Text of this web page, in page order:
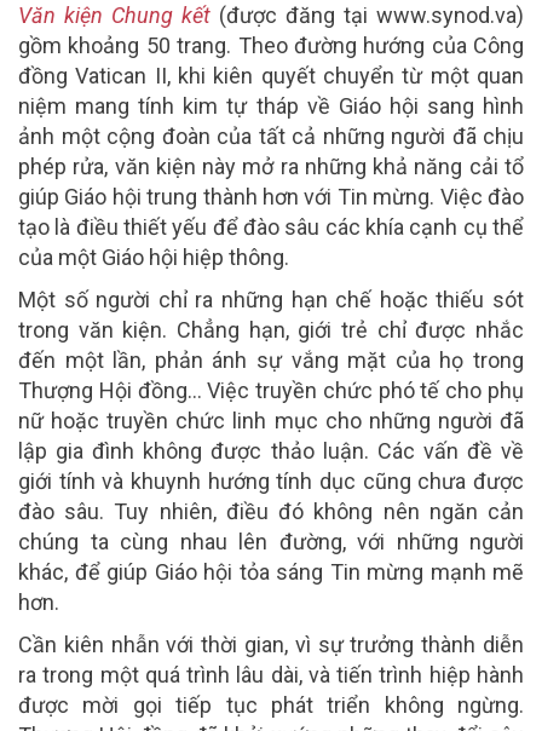
Văn kiện Chung kết (được đăng tại www.synod.va)
gồm khoảng 50 trang. Theo đường hướng của Công
đồng Vatican II, khi kiên quyết chuyển từ một quan
niệm mang tính kim tự tháp về Giáo hội sang hình
ảnh một cộng đoàn của tất cả những người đã chịu
phép rửa, văn kiện này mở ra những khả năng cải tổ
giúp Giáo hội trung thành hơn với Tin mừng. Việc đào
tạo là điều thiết yếu để đào sâu các khía cạnh cụ thể
của một Giáo hội hiệp thông.
Một số người chỉ ra những hạn chế hoặc thiếu sót
trong văn kiện. Chẳng hạn, giới trẻ chỉ được nhắc
đến một lần, phản ánh sự vắng mặt của họ trong
Thượng Hội đồng… Việc truyền chức phó tế cho phụ
nữ hoặc truyền chức linh mục cho những người đã
lập gia đình không được thảo luận. Các vấn đề về
giới tính và khuynh hướng tính dục cũng chưa được
đào sâu. Tuy nhiên, điều đó không nên ngăn cản
chúng ta cùng nhau lên đường, với những người
khác, để giúp Giáo hội tỏa sáng Tin mừng mạnh mẽ
hơn.
Cần kiên nhẫn với thời gian, vì sự trưởng thành diễn
ra trong một quá trình lâu dài, và tiến trình hiệp hành
được mời gọi tiếp tục phát triển không ngừng.